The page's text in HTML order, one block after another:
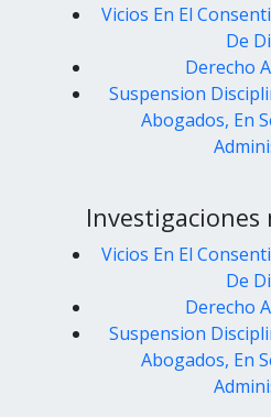
Vicios En El
De
Derecho
Suspension
Abogados, En
Investigaciones
Vicios En El
De
Derecho
Suspension
Abogados, En